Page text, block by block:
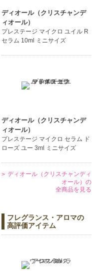
ディオール（クリスチャンデ
ィオール）
プレステージ マイクロ ユイル R
セラム 10ml ミニサイズ
ディオール（クリスチャンデ
ィオール）
プレステージ マイクロ セラム ド
ローズ ユー 3ml ミニサイズ
ディオール（クリスチャンディ
オール）の
全商品を見る
フレグランス・アロマの
高評価アイテム